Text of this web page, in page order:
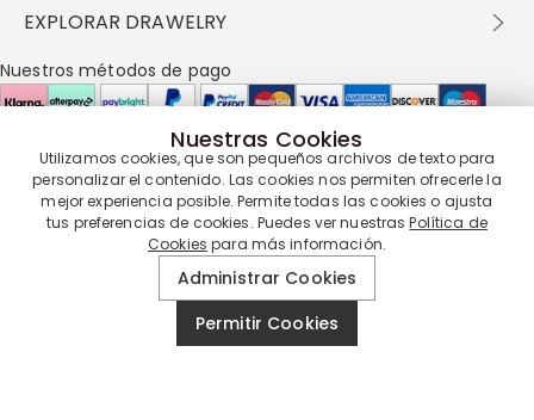
política de privacidad
Preguntas frecuentes
Envío y entrega
Devolución en 60 días
Cómo cuidar
EXPLORAR DRAWELRY
Drawelry Prime
Programa de Recompensas
Nuestros métodos de pago
Nuestros socios de entrega
Nuestra garantía de servicio
DrawelryReservados todos los derechos.
Nuestras Cookies
Utilizamos cookies, que son pequeños archivos de texto para
personalizar el contenido. Las cookies nos permiten ofrecerle la
mejor experiencia posible. Permite todas las cookies o ajusta
tus preferencias de cookies. Puedes ver nuestrasPolítica de
Cookies para más información.
Administrar Cookies
Permitir Cookies